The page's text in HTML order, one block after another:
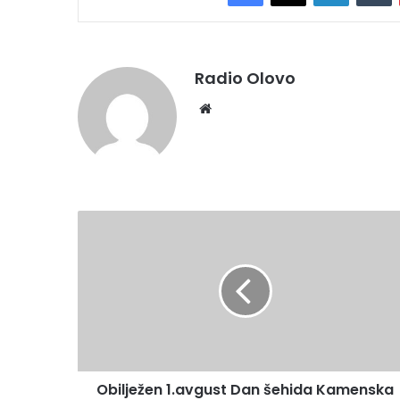
Radio Olovo
Obilježen 1.avgust Dan šehida Kamenska